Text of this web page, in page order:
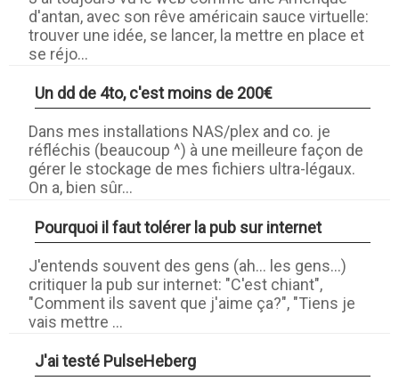
d'antan, avec son rêve américain sauce virtuelle:
trouver une idée, se lancer, la mettre en place et
se réjo...
Un dd de 4to, c'est moins de 200€
Dans mes installations NAS/plex and co. je
réfléchis (beaucoup ^) à une meilleure façon de
gérer le stockage de mes fichiers ultra-légaux.
On a, bien sûr...
Pourquoi il faut tolérer la pub sur internet
J'entends souvent des gens (ah... les gens...)
critiquer la pub sur internet: "C'est chiant",
"Comment ils savent que j'aime ça?", "Tiens je
vais mettre ...
J'ai testé PulseHeberg